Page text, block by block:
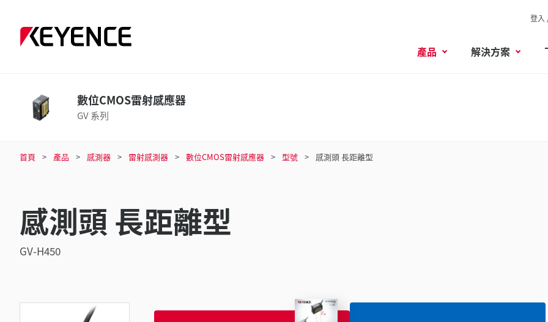
登入
產品 解決方案
數位CMOS雷射感應器
GV 系列
首頁 產品 感測器 雷射感測器 數位CMOS雷射感應器 型號 感測頭 長距離型
感測頭 長距離型
GV-H450